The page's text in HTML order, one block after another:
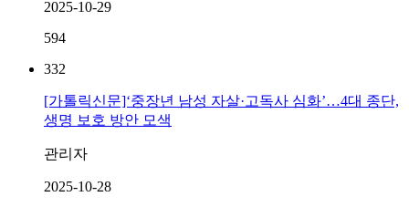
2025-10-29
594
332
[가톨릭신문]‘중장년 남성 자살·고독사 심화’…4대 종단,
생명 보호 방안 모색
관리자
2025-10-28